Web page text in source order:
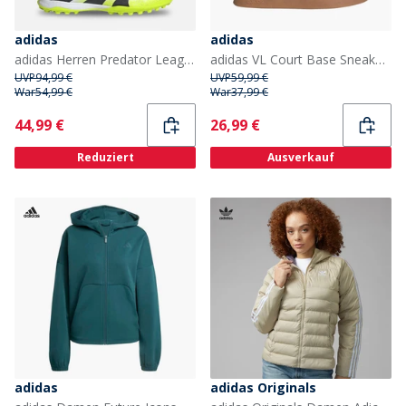
adidas
adidas Herren Predator League TF Astro Fußballschuhe Cloud White/Core Black/Lucid Lemon
UVP94,99 €
War54,99 €
Current
44,99 €
Reduziert
adidas
adidas VL Court Base Sneaker Cloud White/Aurora Ruby/Royal Blue
UVP59,99 €
War37,99 €
Current
26,99 €
Ausverkauf
adidas
adidas Originals